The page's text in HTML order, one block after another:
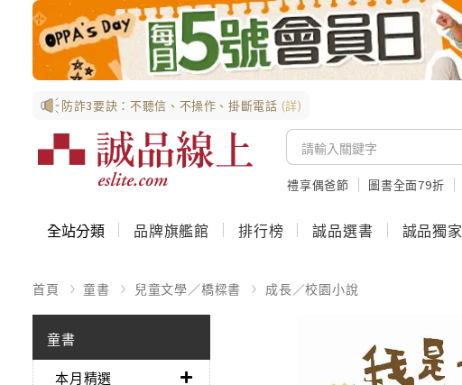
防詐3要訣：不聽信、不操作、掛斷電話 (詳)
禮享偶爸節 圖書全面79折
全站分類 品牌旗艦館 排行榜 誠品選書 誠品獨家
首頁 童書 兒童文學／橋樑書 成長／校園小說
童書
本月精選